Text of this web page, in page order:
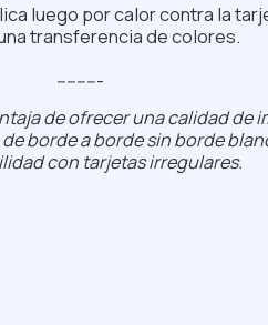
luego por calor contra la
transferencia de colores.
---------
de ofrecer una calidad de
borde a borde sin borde
con tarjetas irregulares.